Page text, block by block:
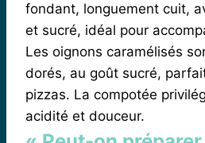
fondant, longuement cuit,
et sucré, idéal pour
Les oignons caramélisés
dorés, au goût sucré,
pizzas. La compotée
acidité et douceur.